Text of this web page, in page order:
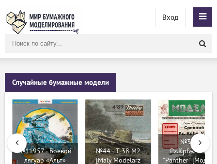
сайту
Вход
Случайные бумажные модели
№11957 - Боевой
лягуар «Альт»
№44 - T-38 M2
[Maly Modelarz
№390 -
Pz.Kpfw.Ausf G
"Panther"